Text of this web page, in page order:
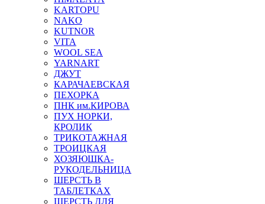
KARTOPU
NAKO
KUTNOR
VITA
WOOL SEA
YARNART
ДЖУТ
КАРАЧАЕВСКАЯ
ПЕХОРКА
ПНК им.КИРОВА
ПУХ НОРКИ,
КРОЛИК
ТРИКОТАЖНАЯ
ТРОИЦКАЯ
ХОЗЯЮШКА-
РУКОДЕЛЬНИЦА
ШЕРСТЬ В
ТАБЛЕТКАХ
ШЕРСТЬ ДЛЯ